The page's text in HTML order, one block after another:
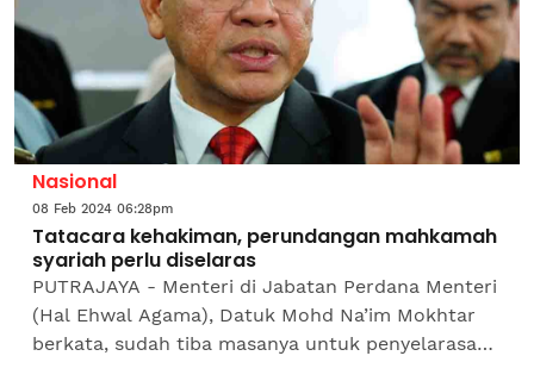
Nasional
08 Feb 2024 06:28pm
Tatacara kehakiman, perundangan mahkamah
syariah perlu diselaras
PUTRAJAYA - Menteri di Jabatan Perdana Menteri
(Hal Ehwal Agama), Datuk Mohd Na’im Mokhtar
berkata, sudah tiba masanya untuk penyelarasan